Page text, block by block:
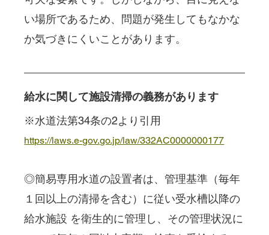
い場所であるため、問題が発生してもなかな
か気づきにくいことがあります。
給水に関して施設清掃の義務があります
※水道法第34条の2より引用
https://laws.e-gov.go.jp/law/332AC0000000177
◎簡易専用水道の設置者は、管理基準（毎年
１回以上の清掃を含む）に従い受水槽以降の
給水施設 を衛生的に管理し、その管理状況に